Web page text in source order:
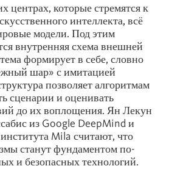
центрах, которые стремятся к
интеллекта, всё
модели. Под этим
внутренняя схема внешней
формирует в себе, словно
шар» с имитацией
позволяет алгоритмам
сценарии и оценивать
до их воплощения. Ян Лекун
из Google DeepMind и
Mila считают, что
станут фундаментом по-
и безопасных технологий.